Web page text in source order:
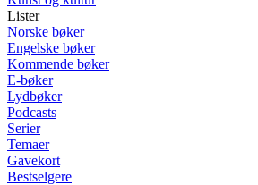
Lister
Norske bøker
Engelske bøker
Kommende bøker
E-bøker
Lydbøker
Podcasts
Serier
Temaer
Gavekort
Bestselgere